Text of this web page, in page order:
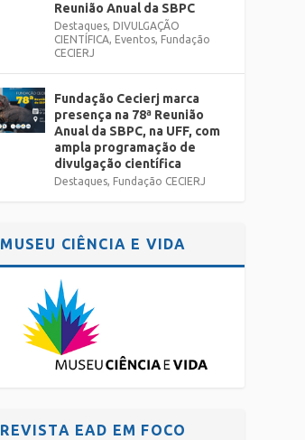
Reunião Anual da SBPC
Destaques, DIVULGAÇÃO
CIENTÍFICA, Eventos, Fundação
CECIERJ
Fundação Cecierj marca
presença na 78ª Reunião
Anual da SBPC, na UFF, com
ampla programação de
divulgação científica
Destaques, Fundação CECIERJ
MUSEU CIÊNCIA E VIDA
REVISTA EAD EM FOCO